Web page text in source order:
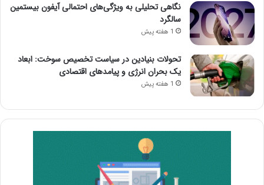
نگاهی تحلیلی به ویژگی‌های احتمالی آیفون بیستمین
سالگرد
1 هفته پیش
تحولات بنیادین در سیاست تخصیص سوخت: ابعاد
یک بحران انرژی و پیامدهای اقتصادی
1 هفته پیش